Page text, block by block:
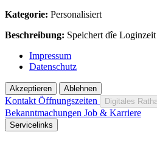
Kategorie: Personalisiert
Beschreibung: Speichert dîe
Impressum
Datenschutz
Akzeptieren Ablehnen
Kontakt Öffnungszeiten Digitales
Bekanntmachungen Job & Karriere
Servicelinks